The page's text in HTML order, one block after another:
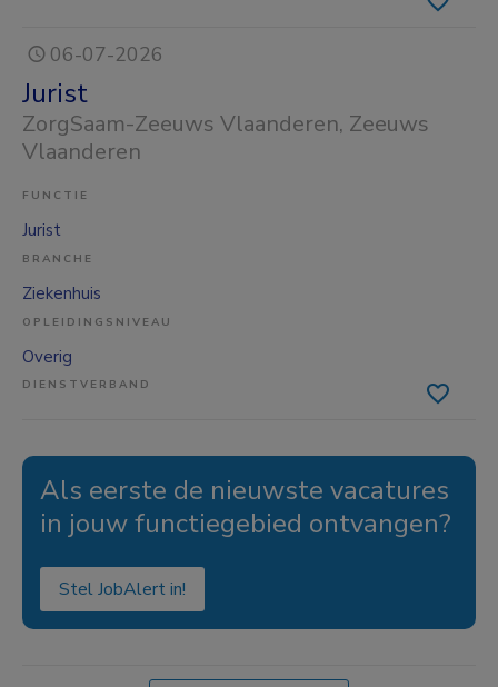
06-07-2026
Jurist
ZorgSaam-Zeeuws Vlaanderen, Zeeuws
Vlaanderen
FUNCTIE
Jurist
BRANCHE
Ziekenhuis
OPLEIDINGSNIVEAU
Overig
DIENSTVERBAND
Als eerste de nieuwste vacatures
in jouw functiegebied ontvangen?
Stel JobAlert in!